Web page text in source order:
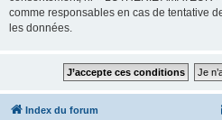
comme responsables en cas de tentative
les données.
Index du forum